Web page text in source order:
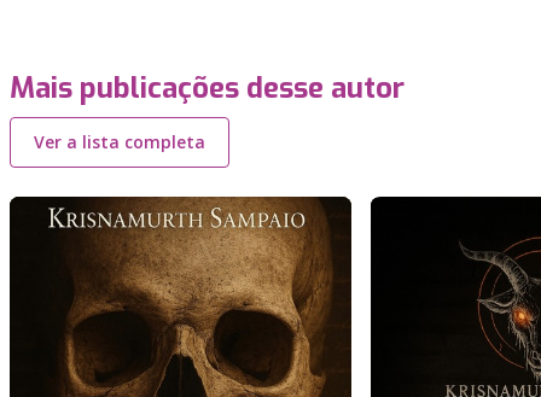
Mais publicações desse autor
Ver a lista completa